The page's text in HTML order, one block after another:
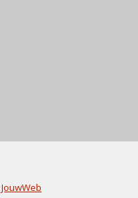
JouwWeb